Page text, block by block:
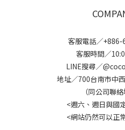
客服電話／
客服時間／
LINE搜尋／
地址／700台南市中
（同公司聯絡
<週六、週日與國
<網站仍然可以正